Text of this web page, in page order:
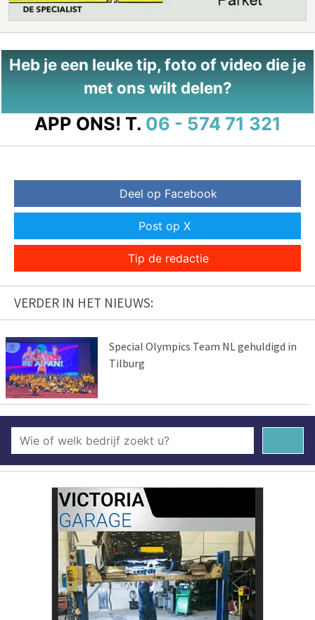
Heb je een leuke tip, foto of video die je
met ons wilt delen?
APP ONS! T. 06 - 574 71 321
Deel op Facebook
Post op X
Tip de redactie
VERDER IN HET NIEUWS:
Special Olympics Team NL gehuldigd in
Tilburg